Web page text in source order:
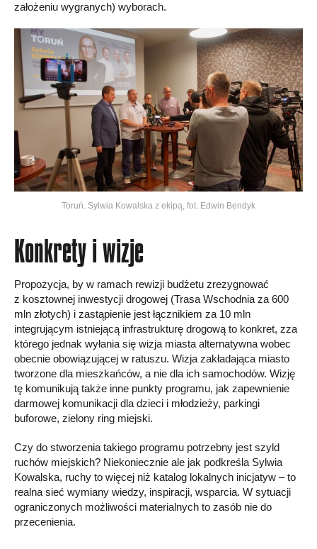
założeniu wygranych) wyborach.
Toruń. Sylwia Kowalska z ekipą, fot. Edwin Bendyk
Konkrety i wizje
Propozycja, by w ramach rewizji budżetu zrezygnować
z kosztownej inwestycji drogowej (Trasa Wschodnia za 600
mln złotych) i zastąpienie jest łącznikiem za 10 mln
integrującym istniejącą infrastrukturę drogową to konkret, zza
którego jednak wyłania się wizja miasta alternatywna wobec
obecnie obowiązującej w ratuszu. Wizja zakładająca miasto
tworzone dla mieszkańców, a nie dla ich samochodów. Wizję
tę komunikują także inne punkty programu, jak zapewnienie
darmowej komunikacji dla dzieci i młodzieży, parkingi
buforowe, zielony ring miejski.
Czy do stworzenia takiego programu potrzebny jest szyld
ruchów miejskich? Niekoniecznie ale jak podkreśla Sylwia
Kowalska, ruchy to więcej niż katalog lokalnych inicjatyw – to
realna sieć wymiany wiedzy, inspiracji, wsparcia. W sytuacji
ograniczonych możliwości materialnych to zasób nie do
przecenienia.